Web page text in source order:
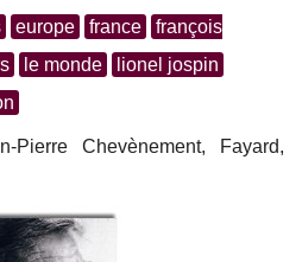
europe france
françois
le monde
lionel jospin
Pierre Chevènement, Fayard,